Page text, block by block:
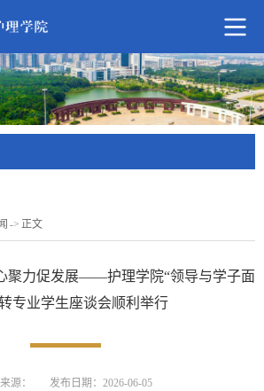
-> 正文
聚力促发展——护理学院“领导与学子面
专业学生座谈会顺利举行
源： 发布日期：2026-06-05